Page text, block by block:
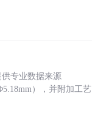
专业数据来源
），并附加工艺